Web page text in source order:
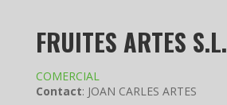
FRUITES ARTES S.L.
COMERCIAL
Contact: JOAN CARLES ARTES